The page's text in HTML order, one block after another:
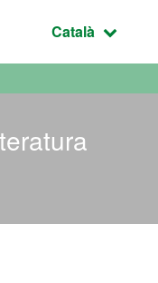
Idioma
Català